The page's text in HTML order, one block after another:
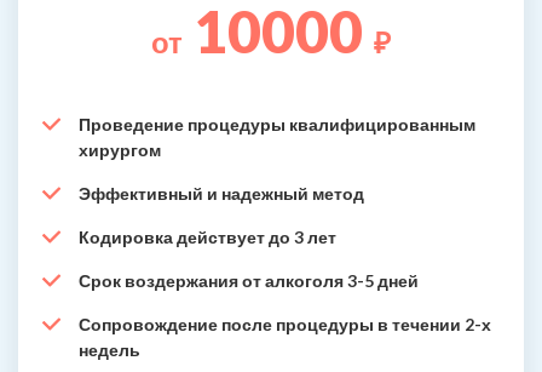
от 10000 ₽
Проведение процедуры квалифицированным
хирургом
Эффективный и надежный метод
Кодировка действует до 3 лет
Срок воздержания от алкоголя 3-5 дней
Сопровождение после процедуры в течении 2-х
недель